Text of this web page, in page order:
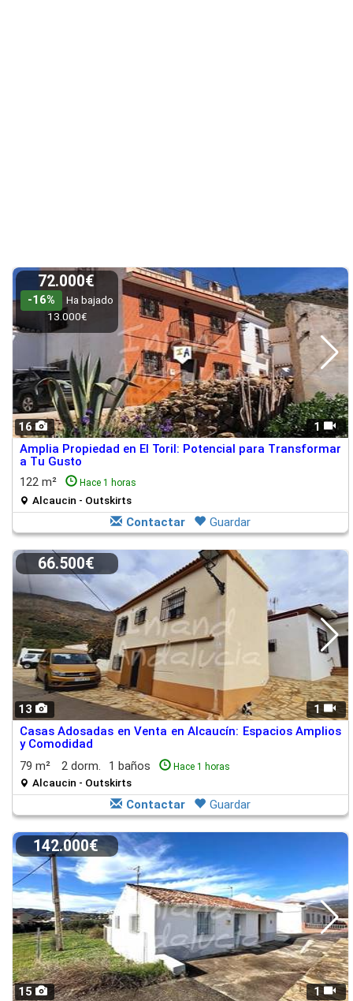
16 1
72.000€
-16%
Ha bajado
13.000€
Amplia Propiedad en El Toril: Potencial para Transformar
a Tu Gusto
122 m²
Hace 1 horas
Alcaucin - Outskirts
Contactar Guardar
13 1
66.500€
Casas Adosadas en Venta en Alcaucín: Espacios Amplios
y Comodidad
79 m²
2 dorm. 1 baños Hace 1 horas
Alcaucin - Outskirts
Contactar Guardar
15 1
142.000€